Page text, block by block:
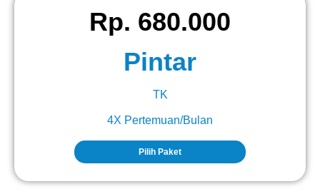
Rp. 680.000
Pintar
TK
4X Pertemuan/Bulan
Pilih Paket